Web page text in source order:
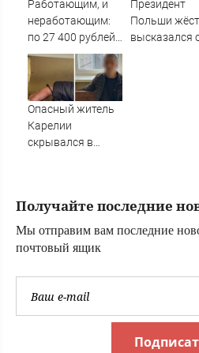
Работающим, и
неработающим:
по 27 400 рублей
вручат
пенсионерам в
сентябре -
PrimaMedia.ru
Президент
Польши
высказался
Опасный житель
Карелии
скрывался в
Получайте последние
Мы отправим вам последние
почтовый ящик